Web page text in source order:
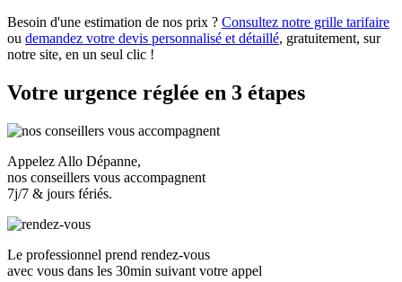
Besoin d'une estimation de nos prix ? Consultez notre grille tarifaire
ou demandez votre devis personnalisé et détaillé, gratuitement, sur
notre site, en un seul clic !
Votre urgence réglée en 3 étapes
Appelez Allo Dépanne,
nos conseillers vous accompagnent
7j/7 & jours fériés.
Le professionnel prend rendez-vous
avec vous dans les 30min suivant votre appel